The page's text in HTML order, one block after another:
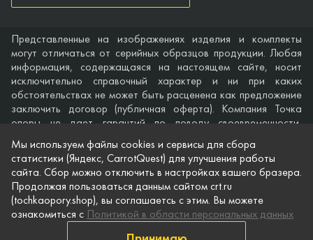
Представленные на изображениях изделия и комплекты
могут отличаться от серийных образцов продукции. Любая
информация, содержащаяся на настоящем сайте, носит
исключительно справочный характер и ни при каких
обстоятельствах не может быть расценена как предложение
заключить договор (публичная оферта). Компания Точка
опоры не дает гарантий по поводу своевременности,
точности и полноты информации на веб-сайте, а также по
поводу беспрепятственного доступа к нему в любое время.
Технические характеристики и комплектация изделий,
указанные на сайте, приведены для примера и могут быть
изменены в любое время без предварительного уведомления.
© Точка опоры, 2021–2026
Защита персональной информации
Мы используем файлы cookies и сервисы для сбора
статистики (Яндекс, CarrotQuest) для улучшения работы
сайта. Сбор можно отключить в настройках вашего бразера.
Продолжая пользоваться данным сайтом crt.ru
(tochkaopory.shop), вы соглашаетсь с этим. Вы можете
ознакомиться с Политикой в области персональных данных